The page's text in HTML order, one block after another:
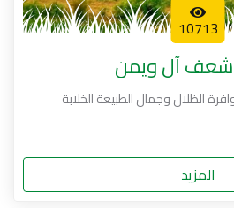
10713
شعف آل ويمن
الظلال وجمال الطبيعة الخلابة
المزيد